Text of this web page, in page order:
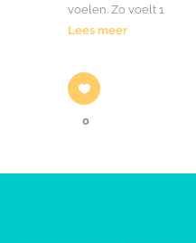
voelen. Zo voelt 1
Lees meer
0